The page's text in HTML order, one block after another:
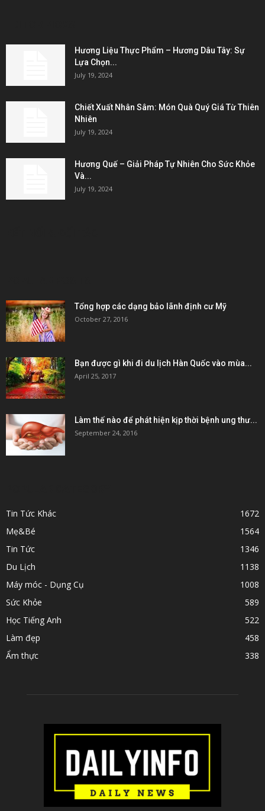
Hương Liệu Thực Phẩm – Hương Dâu Tây: Sự
Lựa Chọn...
July 19, 2024
Chiết Xuất Nhân Sâm: Món Quà Quý Giá Từ Thiên
Nhiên
July 19, 2024
Hương Quế – Giải Pháp Tự Nhiên Cho Sức Khỏe
Và...
July 19, 2024
Tổng hợp các dạng bảo lãnh định cư Mỹ
October 27, 2016
Bạn được gì khi đi du lịch Hàn Quốc vào mùa...
April 25, 2017
Làm thế nào để phát hiện kịp thời bệnh ung thư...
September 24, 2016
Tin Tức Khác
1672
Mẹ&Bé
1564
Tin Tức
1346
Du Lịch
1138
Máy móc - Dụng Cụ
1008
Sức Khỏe
589
Học Tiếng Anh
522
Làm đẹp
458
Ẩm thực
338